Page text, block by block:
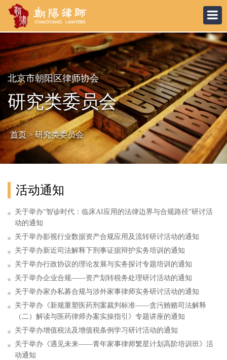
北京市朝阳区律师协会
研究类委员会
首页 > 研究类委员会
活动通知
关于举办“智诊时代：临床AI应用的法律边界与合规路径”研讨活
动的通知
关于举办影视行业数据资产合规应用及流转研讨活动的通知
关于举办新近司法解释下刑事证据辩护实务培训的通知
关于举办行政协议的理论发展与实务探讨专题培训的通知
关于举办企业合规——资产划转税务处理研讨活动的通知
关于举办家办私募合规与涉外家事律师实务研讨活动的通知
关于举办《新规重塑医药刑案裁判标准——贪污贿赂司法解释
（二）解读与医药律师办案实操指引》专题讲座的通知
关于举办增值税法及增值税条例学习研讨活动的通知
关于举办《遇见未来——青年家事律师繁星计划高阶培训班》活
动通知